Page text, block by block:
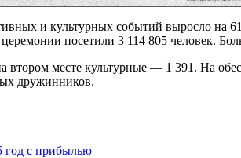
и культурных событий выросло на
посетили 3 114 805 человек.
месте культурные — 1 391. На
дружинников.
год с прибылью